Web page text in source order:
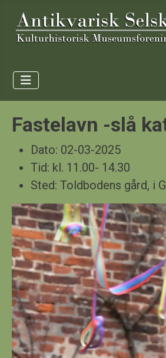
Fastelavn -slå
Dato: 02-03-2025
Tid: kl. 11.00- 14.30
Sted: Toldbodens gård, i